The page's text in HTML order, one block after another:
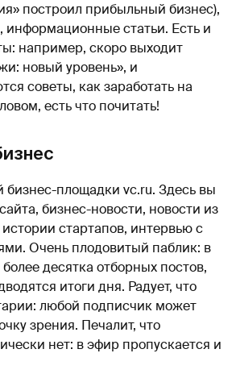
построил прибыльный бизнес),
информационные статьи. Есть и
например, скоро выходит
новый уровень», и
советы, как заработать на
есть что почитать!
бизнес-площадки vc.ru. Здесь вы
бизнес-новости, новости из
стартапов, интервью с
Очень плодовитый паблик: в
десятка отборных постов,
итоги дня. Радует, что
любой подписчик может
зрения. Печалит, что
нет: в эфир пропускается и